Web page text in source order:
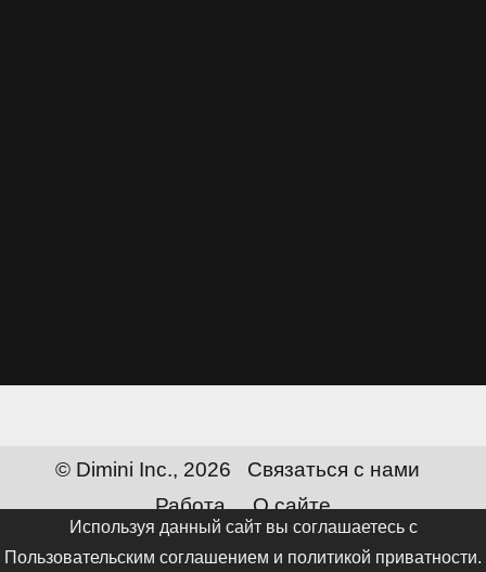
Используя данный сайт вы соглашаетесь с
Пользовательским соглашением и политикой приватности.
© Dimini Inc., 2026
Связаться с нами
Работа
О сайте
Сменить язык: